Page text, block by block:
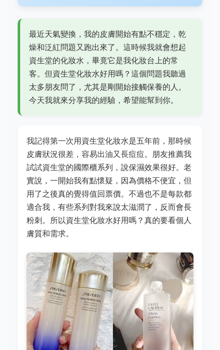
最近天氣變換，我的皮膚開始有點不穩定，乾
燥和泛紅問題又跑出來了。這時候我就會想起
資生堂的化妝水，畢竟它是我化妝台上的常
客。但資生堂化妝水好用嗎？這個問題我聽過
太多朋友問了，尤其是剛開始接觸保養的人。
今天我就來分享我的經驗，希望能幫到你。
我記得第一次用資生堂化妝水是五年前，那時候
皮膚狀況很差，容易出油又長痘痘。朋友推薦我
試試資生堂的國際櫃系列，說保濕效果很好。老
實說，一開始我有點懷疑，因為價格不便宜，但
用了之後真的覺得值回票價。不過也不是每款都
適合我，有些系列對我來說太滋潤了，反而會長
粉刺。所以資生堂化妝水好用嗎？真的要看個人
膚質和需求。